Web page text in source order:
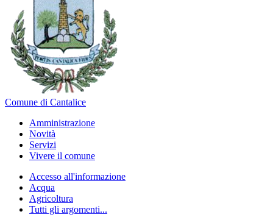
Comune di Cantalice
Amministrazione
Novità
Servizi
Vivere il comune
Accesso all'informazione
Acqua
Agricoltura
Tutti gli argomenti...